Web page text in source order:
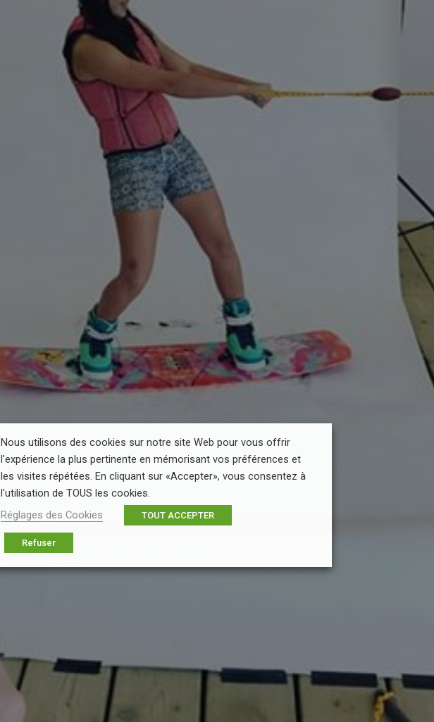
Nous utilisons des cookies sur notre site Web pour vous offrir
l'expérience la plus pertinente en mémorisant vos préférences et
les visites répétées. En cliquant sur «Accepter», vous consentez à
l'utilisation de TOUS les cookies.
Réglages des Cookies
TOUT ACCEPTER
Refuser